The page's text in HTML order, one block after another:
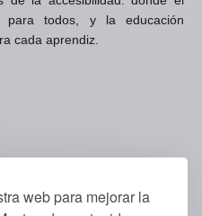
web para mejorar la
para todos, y la educación
cada aprendiz.
en Instagram